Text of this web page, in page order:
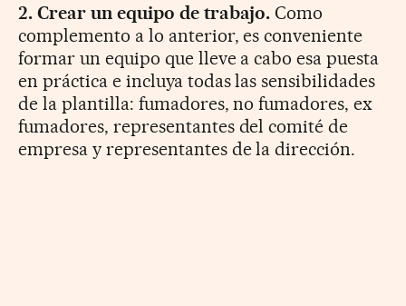
2. Crear un equipo de trabajo. Como
complemento a lo anterior, es conveniente
formar un equipo que lleve a cabo esa puesta
en práctica e incluya todas las sensibilidades
de la plantilla: fumadores, no fumadores, ex
fumadores, representantes del comité de
empresa y representantes de la dirección.